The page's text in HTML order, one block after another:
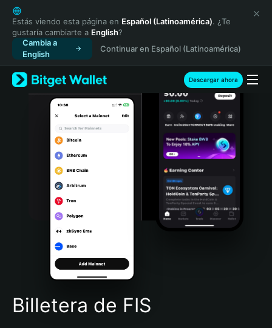
English
日本語
Tiếng Việt
Русский
Español (Latinoamérica)
Türkçe
Italiano
Português (Portugal)
Bahasa Indonesia
Português (Brasil)
Español (Argentina)
Estás viendo esta página en Español (Latinoamérica). ¿Te
gustaría cambiarte a English?
Cambia a
English
Continuar en Español (Latinoamérica)
Descargar ahora
Billetera de FIS